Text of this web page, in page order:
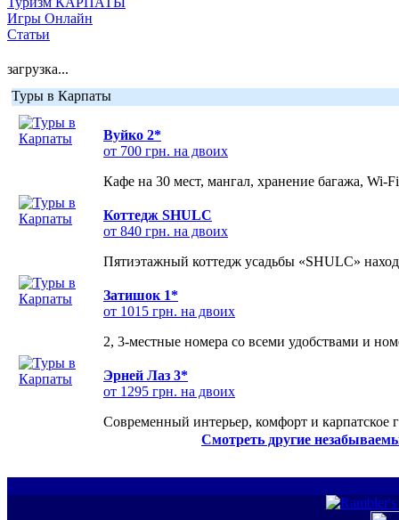
Игры Онлайн
Статьи
загрузка...
Туры в Карпаты
Вуйко 2*
от 700 грн. на двоих
Кафе на 30 мест, мангал, хранение багажа, Wi-
Коттедж SHULC
от 840 грн. на двоих
Пятиэтажный коттедж усадьбы «SHULC»
Затишок 1*
от 1015 грн. на двоих
2, 3-местные номера со всеми удобствами и
Эрней Лаз 3*
от 1295 грн. на двоих
Современный интерьер, комфорт и карпатское
Смотреть другие